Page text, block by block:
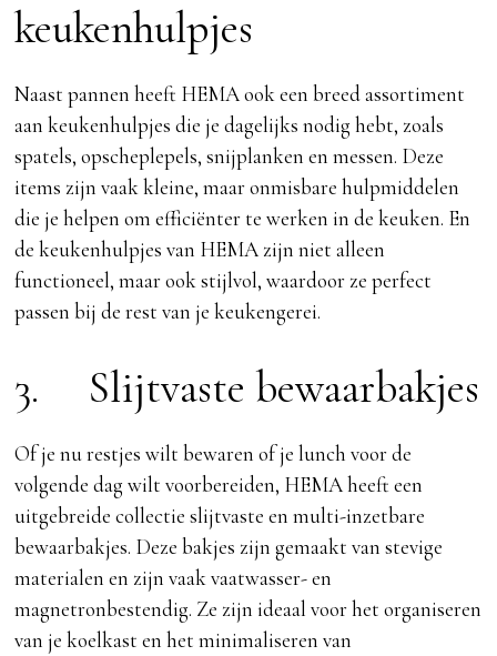
keukenhulpjes
Naast pannen heeft HEMA ook een breed assortiment
aan keukenhulpjes die je dagelijks nodig hebt, zoals
spatels, opscheplepels, snijplanken en messen. Deze
items zijn vaak kleine, maar onmisbare hulpmiddelen
die je helpen om efficiënter te werken in de keuken. En
de keukenhulpjes van HEMA zijn niet alleen
functioneel, maar ook stijlvol, waardoor ze perfect
passen bij de rest van je keukengerei.
3. Slijtvaste bewaarbakjes
Of je nu restjes wilt bewaren of je lunch voor de
volgende dag wilt voorbereiden, HEMA heeft een
uitgebreide collectie slijtvaste en multi-inzetbare
bewaarbakjes. Deze bakjes zijn gemaakt van stevige
materialen en zijn vaak vaatwasser- en
magnetronbestendig. Ze zijn ideaal voor het organiseren
van je koelkast en het minimaliseren van